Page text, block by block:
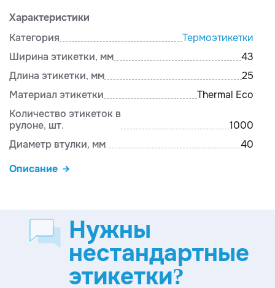
Характеристики
Категория
Термоэтикетки
Ширина этикетки, мм
43
Длина этикетки, мм
25
Материал этикетки
Thermal Eco
Количество этикеток в
рулоне, шт.
1000
Диаметр втулки, мм
40
Описание
Нужны
нестандартные
этикетки?